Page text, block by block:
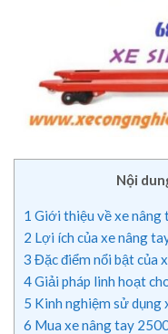
Nội
1 Giới thiệu về xe
2 Lợi ích của xe nâng
3 Đặc điểm nổi bật của
4Giải pháp linh hoạt
5 Kinh nghiệm sử dụng
6 Mua xe nâng tay